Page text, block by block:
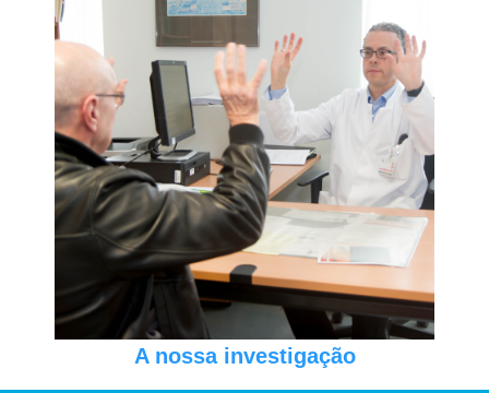
A nossa investigação